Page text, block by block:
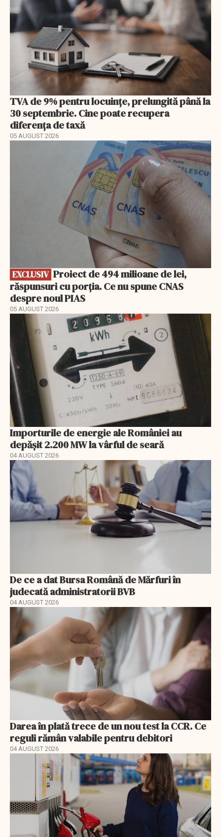
TVA de 9% pentru locuințe, prelungită până la
30 septembrie. Cine poate recupera
diferența de taxă
05 AUGUST 2026
EXCLUSIV
răspunsuri cu porția. Ce nu spune CNAS
despre noul PIAS
05 AUGUST 2026
Importurile de energie ale României au
depășit 2.200 MW la vârful de seară
04 AUGUST 2026
De ce a dat Bursa Română de Mărfuri în
judecată administratorii BVB
04 AUGUST 2026
Darea în plată trece de un nou test la CCR. Ce
reguli rămân valabile pentru debitori
04 AUGUST 2026